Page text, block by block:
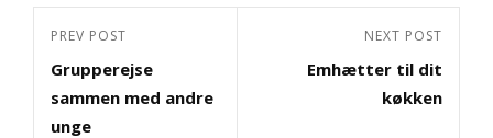
Indlægsnavigation
Previous
Post
PREV POST
Grupperejse
sammen med andre
unge
Post
NEXT POST
Emhætter til dit
køkken